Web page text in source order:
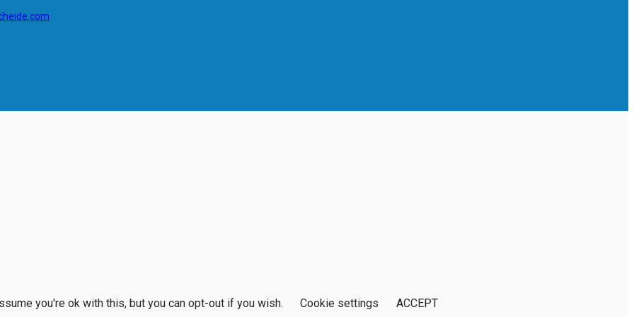
you're ok with this, but you can opt-out if you wish. Cookie settings ACCEPT